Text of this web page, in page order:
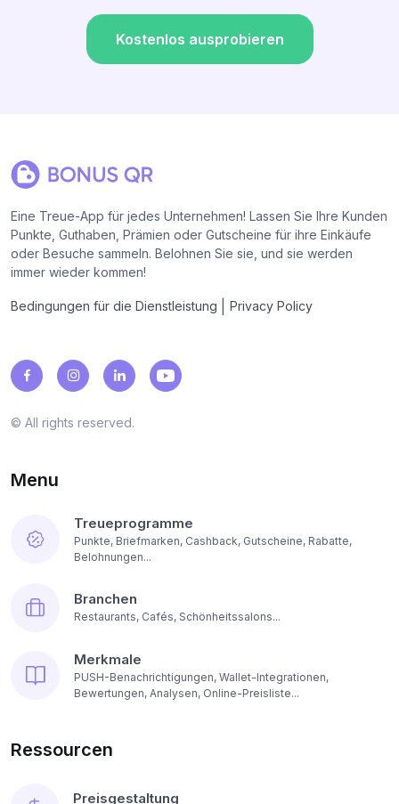
Kostenlos ausprobieren
Eine Treue-App für jedes Unternehmen! Lassen Sie Ihre Kunden
Punkte, Guthaben, Prämien oder Gutscheine für ihre Einkäufe
oder Besuche sammeln. Belohnen Sie sie, und sie werden
immer wieder kommen!
Bedingungen für die Dienstleistung Privacy Policy
© All rights reserved.
Menu
Treueprogramme
Punkte, Briefmarken, Cashback, Gutscheine, Rabatte,
Belohnungen...
Branchen
Restaurants, Cafés, Schönheitssalons...
Merkmale
PUSH-Benachrichtigungen, Wallet-Integrationen,
Bewertungen, Analysen, Online-Preisliste...
Ressourcen
Preisgestaltung